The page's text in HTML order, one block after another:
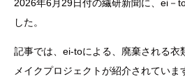
2026年6月29日付の繊研新聞に、ei－
した。
記事では、ei-toによる、廃棄される衣
メイクプロジェクトが紹介されていま